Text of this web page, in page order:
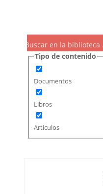
Tipo de contenido
Documentos
Libros
Articulos